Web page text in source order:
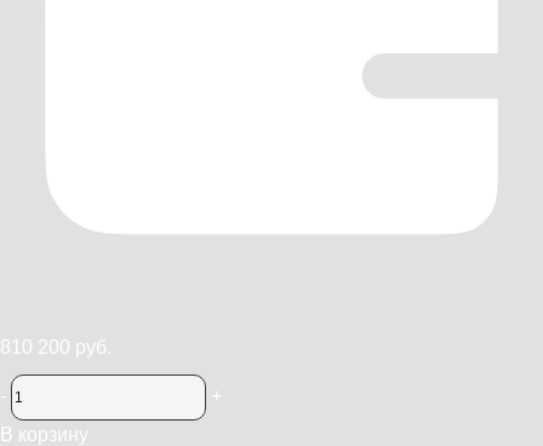
810 200 руб.
-
+
В корзину